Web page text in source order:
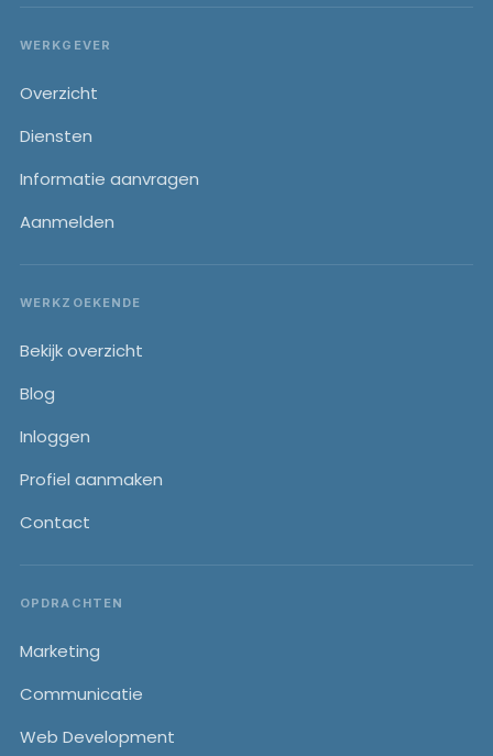
WERKGEVER
Overzicht
Diensten
Informatie aanvragen
Aanmelden
WERKZOEKENDE
Bekijk overzicht
Blog
Inloggen
Profiel aanmaken
Contact
OPDRACHTEN
Marketing
Communicatie
Web Development